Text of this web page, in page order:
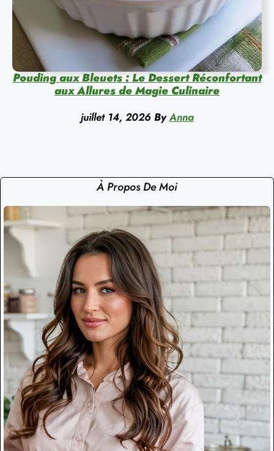
Pouding aux Bleuets : Le Dessert Réconfortant
aux Allures de Magie Culinaire
juillet 14, 2026 By Anna
À Propos De Moi